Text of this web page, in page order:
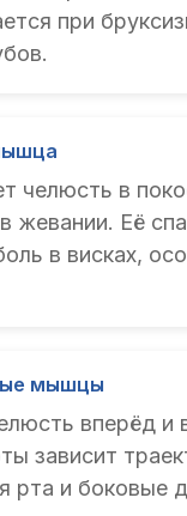
при
челюсть в
жевании. Её
в висках,
мышцы
вперёд и
зависит
рта и боковые